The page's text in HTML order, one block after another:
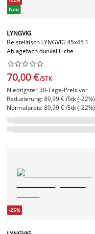
Neu
LYNGVIG
Beistelltisch LYNGVIG 45x45 1
Ablagefach dunkel Eiche






70,00 €/STK
Niedrigster 30-Tage-Preis vor
Reduzierung: 89,99 € /Stk (-22%)
Normalpreis: 89,99 € /Stk (-22%)
-25%